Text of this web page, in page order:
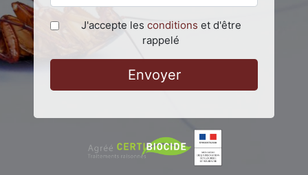
J'accepte les conditions et d'être
rappelé
Envoyer